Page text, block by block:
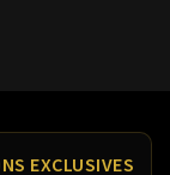
EXCLUSIVES